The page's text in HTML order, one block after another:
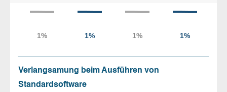
Verlangsamung beim Ausführen von
Standardsoftware